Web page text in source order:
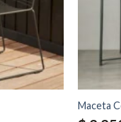
Maceta